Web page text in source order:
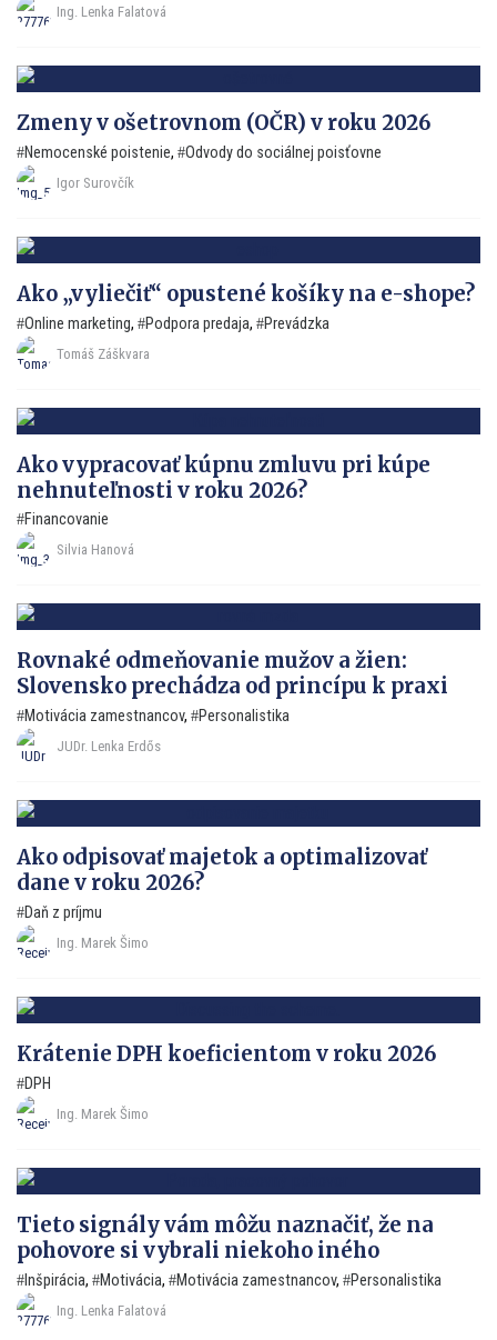
Ing. Lenka Falatová
Zmeny v ošetrovnom (OČR) v roku 2026
Nemocenské poistenie, Odvody do sociálnej poisťovne
Igor Surovčík
Ako „vyliečiť“ opustené košíky na e-shope?
Online marketing, Podpora predaja, Prevádzka
Tomáš Záškvara
Ako vypracovať kúpnu zmluvu pri kúpe
nehnuteľnosti v roku 2026?
Financovanie
Silvia Hanová
Rovnaké odmeňovanie mužov a žien:
Slovensko prechádza od princípu k praxi
Motivácia zamestnancov, Personalistika
JUDr. Lenka Erdős
Ako odpisovať majetok a optimalizovať
dane v roku 2026?
Daň z príjmu
Ing. Marek Šimo
Krátenie DPH koeficientom v roku 2026
DPH
Ing. Marek Šimo
Tieto signály vám môžu naznačiť, že na
pohovore si vybrali niekoho iného
Inšpirácia, Motivácia, Motivácia zamestnancov, Personalistika
Ing. Lenka Falatová